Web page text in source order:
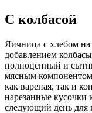
С колбасой
Яичница с хлебом на
добавлением
полноценный и
мясным
как вареная, так и
нарезанные кусочки
следующий день для